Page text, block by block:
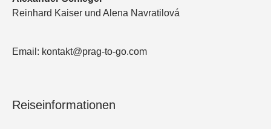
Reinhard Kaiser und Alena Navratilová
Email: kontakt@prag-to-go.com
Reiseinformationen